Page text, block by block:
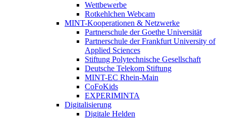
Wettbewerbe
Rotkehlchen Webcam
MINT-Kooperationen & Netzwerke
Partnerschule der Goethe Universität
Partnerschule der Frankfurt University of
Applied Sciences
Stiftung Polytechnische Gesellschaft
Deutsche Telekom Stiftung
MINT-EC Rhein-Main
CoFoKids
EXPERIMINTA
Digitalisierung
Digitale Helden